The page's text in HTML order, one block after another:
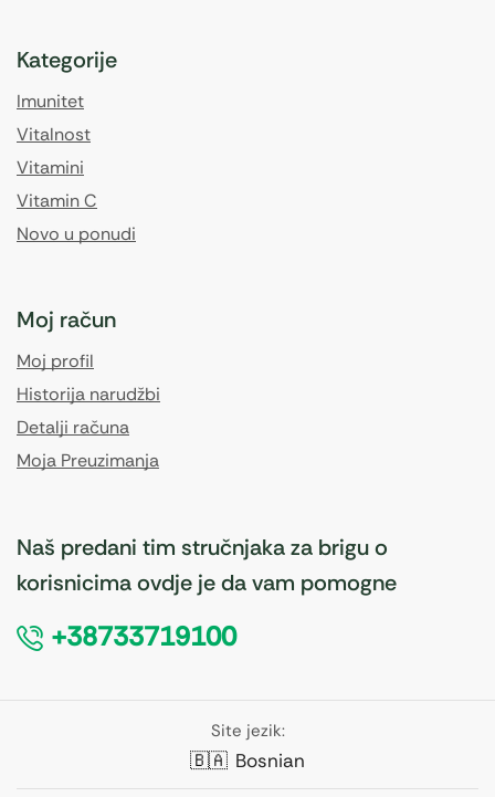
Kategorije
Imunitet
Vitalnost
Vitamini
Vitamin C
Novo u ponudi
Moj račun
Moj profil
Historija narudžbi
Detalji računa
Moja Preuzimanja
Naš predani tim stručnjaka za brigu o
korisnicima ovdje je da vam pomogne
+38733719100
Site jezik:
🇧🇦 Bosnian